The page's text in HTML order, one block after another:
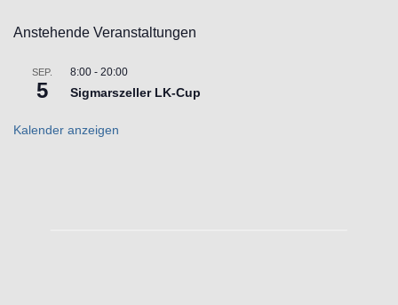
Anstehende Veranstaltungen
SEP.
5
8:00 - 20:00
Sigmarszeller LK-Cup
Kalender anzeigen